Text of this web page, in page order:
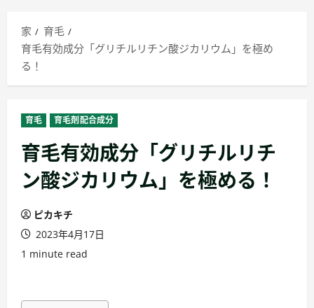
イ
マ
リ
ニ
ュ
ー
家
育毛
育毛有効成分「グリチルリチン酸ジカリウム」を極め
る！
育毛 育毛剤配合成分
育毛有効成分「グリチルリチ
ン酸ジカリウム」を極める！
ピカキチ
2023年4月17日
1 minute read